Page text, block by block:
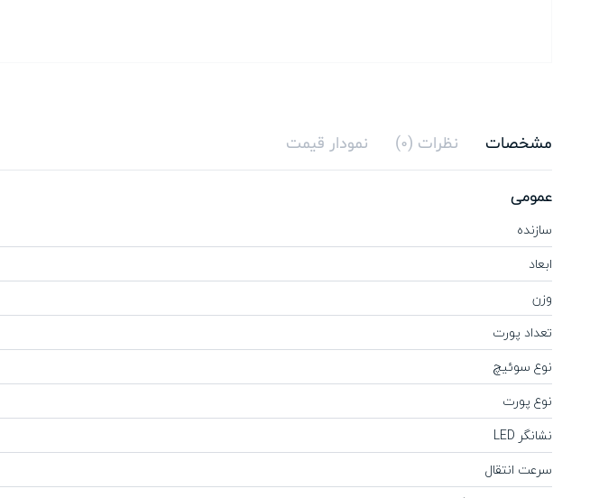
مشخصات نظرات (0) نمودار قیمت
عمومی
سازنده
ابعاد
وزن
تعداد پورت
نوع سوئیچ
نوع پورت
نشانگر LED
سرعت انتقال